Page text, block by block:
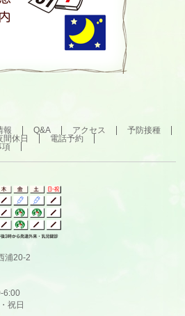
報 Q&A アクセス
予防接種
間休日
電話予約
項
浦20-2
6:00
祝日